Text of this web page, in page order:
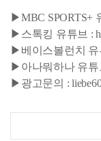
▶MBC SPORTS+
▶스톡킹 유튜브 :
▶베이스볼런치 유
▶아나뭐하나 유튜
▶광고문의 :